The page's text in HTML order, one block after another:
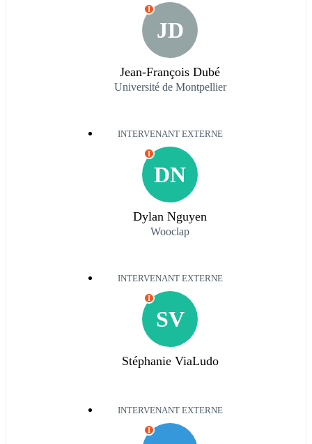
JD
I
Jean-François Dubé
Université de Montpellier
INTERVENANT EXTERNE
DN
I
Dylan Nguyen
Wooclap
INTERVENANT EXTERNE
SV
I
Stéphanie ViaLudo
INTERVENANT EXTERNE
I